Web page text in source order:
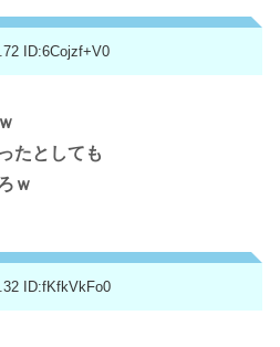
ID:6Cojzf+V0
たとしても
ｗ
ID:fKfkVkFo0